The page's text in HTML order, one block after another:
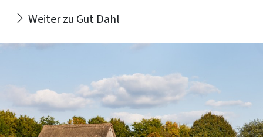
Weiter zu Gut Dahl